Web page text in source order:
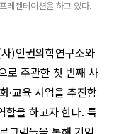
레젠테이션을 하고 있다.
사)인권의학연구소와
로 주관한 첫 번째 사
·교육 사업을 추진함
할을 하고자 한다. 특